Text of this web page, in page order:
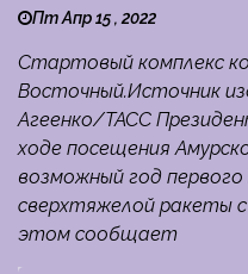
Пт Апр 15 , 2022
Стартовый комплекс
Восточный.Источник
Агеенко/ТАСС
ходе посещения
возможный год первого
сверхтяжелой ракеты
этом сообщает